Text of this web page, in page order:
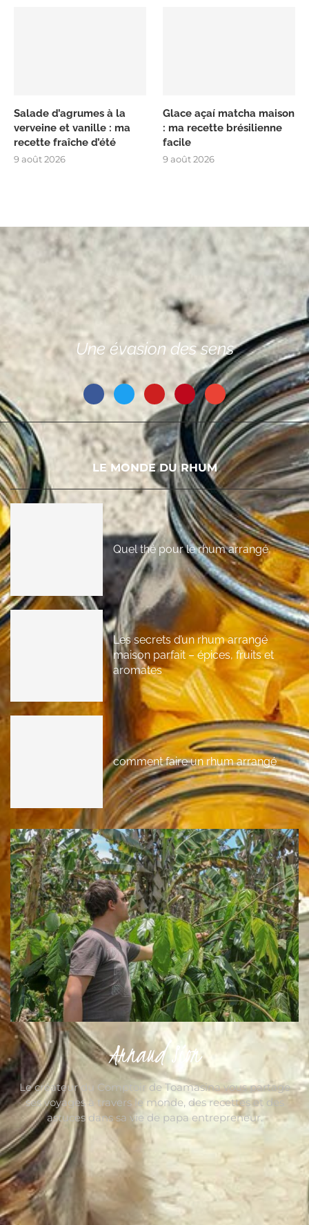
Salade d’agrumes à la
verveine et vanille : ma
recette fraîche d’été
9 août 2026
Glace açaí matcha maison
: ma recette brésilienne
facile
9 août 2026
Une évasion des sens
LE MONDE DU RHUM
Quel thé pour le rhum arrangé
Les secrets d’un rhum arrangé
maison parfait – épices, fruits et
aromates
comment faire un rhum arrangé
Arnaud Sion
Le créateur du Comptoir de Toamasina vous partage
ses voyages à travers le monde, des recettes et des
astuces dans sa vie de papa entrepreneur.